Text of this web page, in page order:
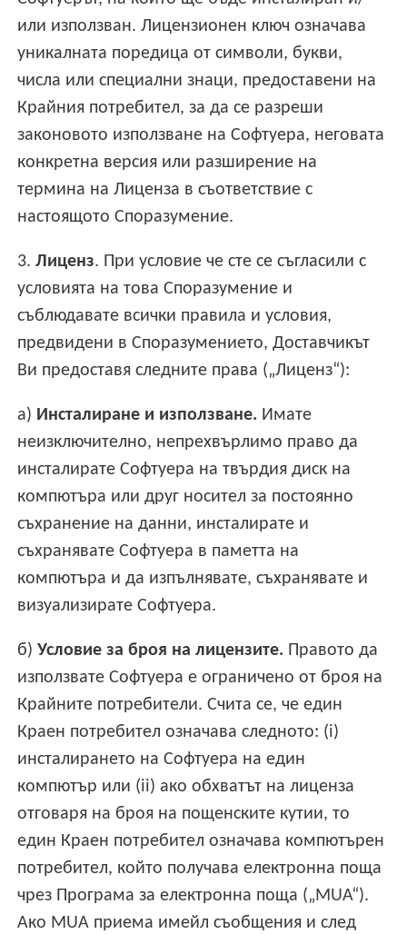
или използван. Лицензионен ключ означава
уникалната поредица от символи, букви,
числа или специални знаци, предоставени на
Крайния потребител, за да се разреши
законовото използване на Софтуера, неговата
конкретна версия или разширение на
термина на Лиценза в съответствие с
настоящото Споразумение.
3.Лиценз. При условие че сте се съгласили с
условията на това Споразумение и
съблюдавате всички правила и условия,
предвидени в Споразумението, Доставчикът
Ви предоставя следните права („Лиценз“):
a) Инсталиране и използване. Имате
неизключително, непрехвърлимо право да
инсталирате Софтуера на твърдия диск на
компютъра или друг носител за постоянно
съхранение на данни, инсталирате и
съхранявате Софтуера в паметта на
компютъра и да изпълнявате, съхранявате и
визуализирате Софтуера.
б)Условие за броя на лицензите. Правото да
използвате Софтуера е ограничено от броя на
Крайните потребители. Счита се, че един
Краен потребител означава следното: (i)
инсталирането на Софтуера на един
компютър или (ii) ако обхватът на лиценза
отговаря на броя на пощенските кутии, то
един Краен потребител означава компютърен
потребител, който получава електронна поща
чрез Програма за електронна поща („MUA“).
Ако MUA приема имейл съобщения и след